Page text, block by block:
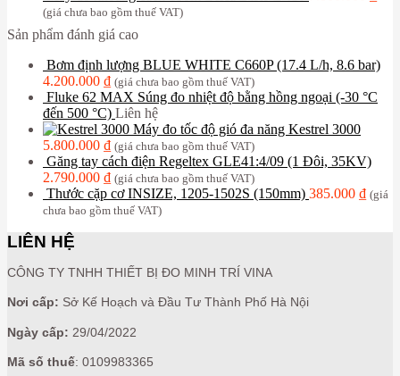
(giá chưa bao gồm thuế VAT)
Sản phẩm đánh giá cao
Bơm định lượng BLUE WHITE C660P (17.4 L/h, 8.6 bar)
4.200.000 ₫ (giá chưa bao gồm thuế VAT)
Fluke 62 MAX Súng đo nhiệt độ bằng hồng ngoại (-30 °C
đến 500 °C) Liên hệ
Máy đo tốc độ gió đa năng Kestrel 3000
5.800.000 ₫ (giá chưa bao gồm thuế VAT)
Găng tay cách điện Regeltex GLE41:4/09 (1 Đôi, 35KV)
2.790.000 ₫ (giá chưa bao gồm thuế VAT)
Thước cặp cơ INSIZE, 1205-1502S (150mm) 385.000 ₫ (giá
chưa bao gồm thuế VAT)
LIÊN HỆ
CÔNG TY TNHH THIẾT BỊ ĐO MINH TRÍ VINA
Nơi cấp: Sở Kế Hoạch và Đầu Tư Thành Phố Hà Nội
Ngày cấp: 29/04/2022
Mã số thuế: 0109983365